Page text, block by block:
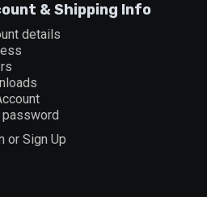
& Shipping Info
details
password
or Sign Up